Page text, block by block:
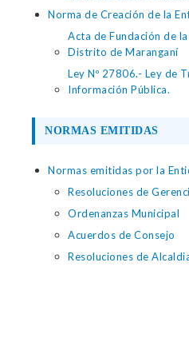
Norma de Creación de la
Acta de Fundación de
Distrito de Maranganí
Ley Nº 27806.- Ley de
Información Pública.
NORMAS EMITIDAS
Normas emitidas por la
Resoluciones de
Ordenanzas Municipal
Acuerdos de Consejo
Resoluciones de